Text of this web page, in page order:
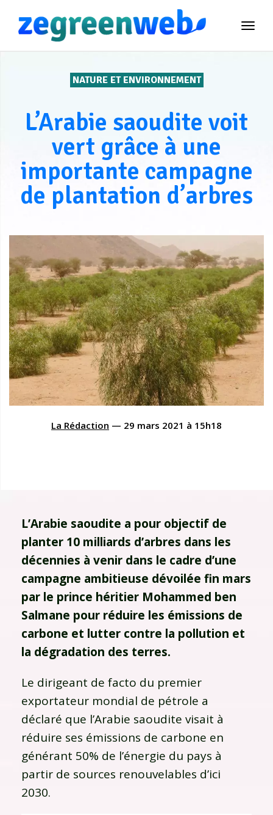
NATURE ET ENVIRONNEMENT
L’Arabie saoudite voit
vert grâce à une
importante campagne
de plantation d’arbres
La Rédaction — 29 mars 2021 à 15h18
L’Arabie saoudite a pour objectif de
planter 10 milliards d’arbres dans les
décennies à venir dans le cadre d’une
campagne ambitieuse dévoilée fin mars
par le prince héritier Mohammed ben
Salmane pour réduire les émissions de
carbone et lutter contre la pollution et
la dégradation des terres.
Le dirigeant de facto du premier
exportateur mondial de pétrole a
déclaré que l’Arabie saoudite visait à
réduire ses émissions de carbone en
générant 50% de l’énergie du pays à
partir de sources renouvelables d’ici
2030.